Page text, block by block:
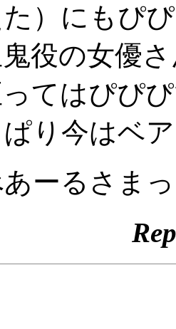
）にもぴ
鬼役の女優
てはぴぴ
り今はベ
ーるさま